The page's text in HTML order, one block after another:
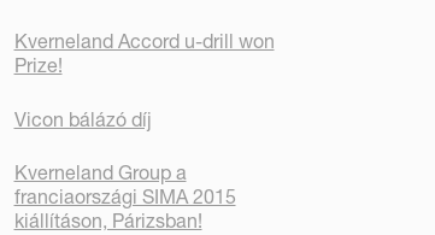
Kverneland Accord u-drill won
Prize!
Vicon bálázó díj
Kverneland Group a
franciaországi SIMA 2015
kiállításon, Párizsban!